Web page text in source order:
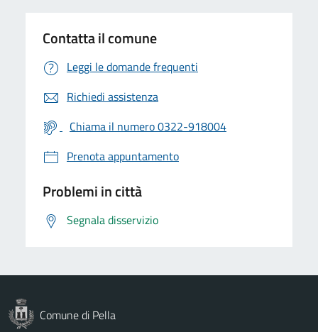
Contatta il comune
Leggi le domande frequenti
Richiedi assistenza
Chiama il numero 0322-918004
Prenota appuntamento
Problemi in città
Segnala disservizio
Comune di Pella